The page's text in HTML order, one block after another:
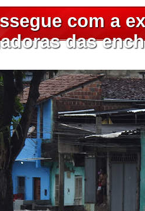
com a
das